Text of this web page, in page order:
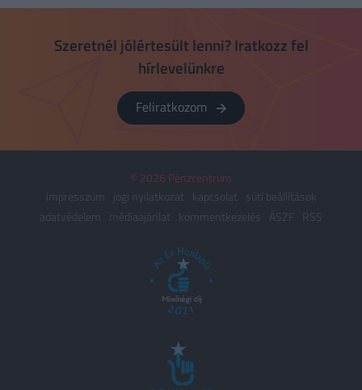
Szeretnél jólértesült lenni? Iratkozz fel
hírlevelünkre
Feliratkozom
© 2026 Pénzcentrum
impresszum
jogi nyilatkozat kapcsolat
süti beállítások
adatvédelem
médiaajánlat kommentkezelés ÁSZF RSS